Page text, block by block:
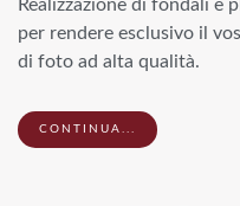
Realizzazione di fondali e
per rendere esclusivo il
di foto ad alta qualità.
CONTINUA...